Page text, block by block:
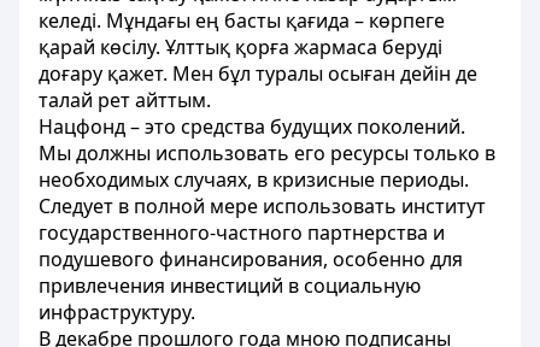
келеді. Мұндағы ең басты қағида – көрпеге
қарай көсілу. Ұлттық қорға жармаса беруді
доғару қажет. Мен бұл туралы осыған дейін де
талай рет айттым.
Нацфонд – это средства будущих поколений.
Мы должны использовать его ресурсы только в
необходимых случаях, в кризисные периоды.
Следует в полной мере использовать институт
государственного-частного партнерства и
подушевого финансирования, особенно для
привлечения инвестиций в социальную
инфраструктуру.
В декабре прошлого года мною подписаны